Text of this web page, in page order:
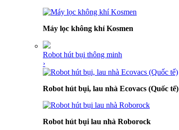
Máy lọc không khí Kosmen
Robot hút bụi thông minh
›
Robot hút bụi, lau nhà Ecovacs (Quốc tế)
Robot hút bụi lau nhà Roborock